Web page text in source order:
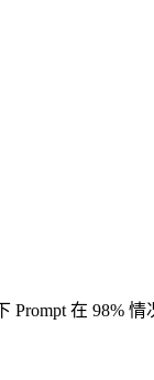
在 98%